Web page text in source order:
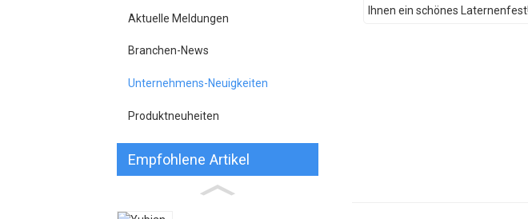
Aktuelle Meldungen
Branchen-News
Unternehmens-Neuigkeiten
Produktneuheiten
Empfohlene Artikel